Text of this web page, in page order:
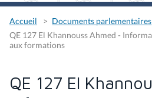
Accueil
Documents parlementaires
QE 127 El Khannouss Ahmed -
aux formations
QE 127 El